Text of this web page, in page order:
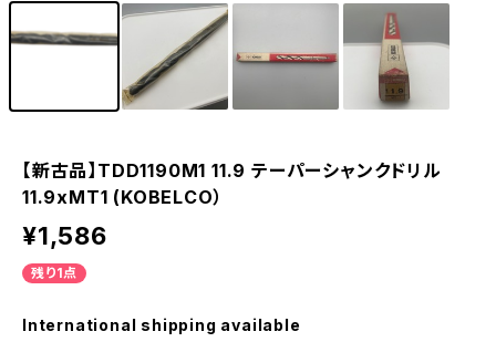
【新古品】TDD1190M1 11.9 テーパーシャンクドリル
11.9xMT1 (KOBELCO）
¥1,586
残り1点
International shipping available